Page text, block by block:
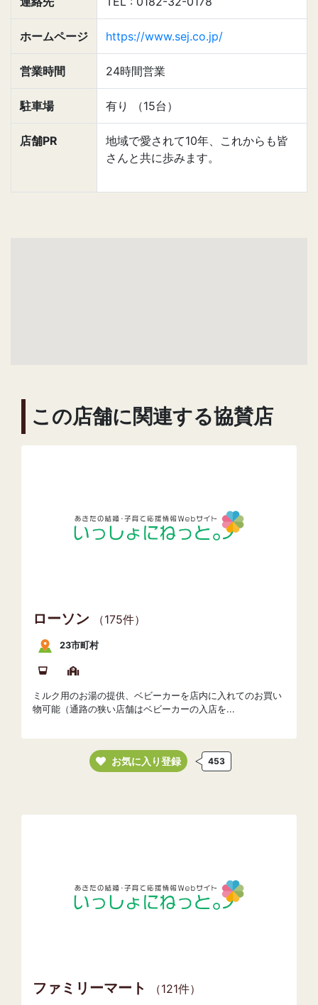
ホームページ https://www.sej.co.jp/
営業時間 24時間営業
駐車場 有り （15台）
店舗PR
地域で愛されて10年、これからも皆
さんと共に歩みます。
この店舗に関連する協賛店
ローソン （175件）
23市町村
ミルク用のお湯の提供、ベビーカーを店内に入れてのお買い
物可能（通路の狭い店舗はベビーカーの入店を...
お気に入り登録 453
ファミリーマート （121件）